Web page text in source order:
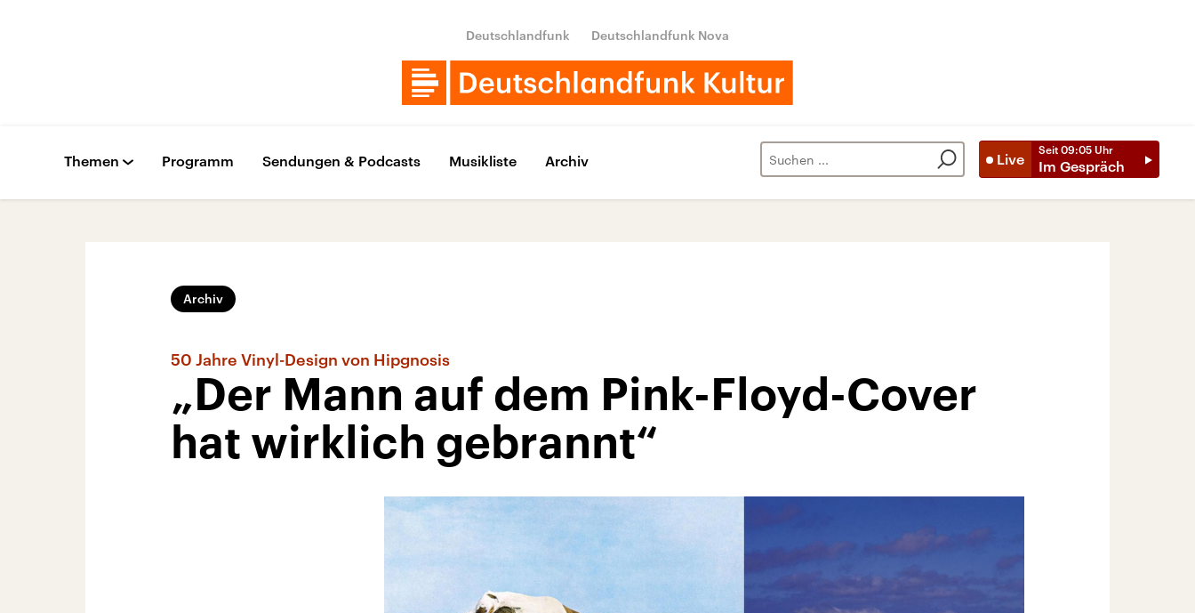
Deutschlandfunk Deutschlandfunk Nova
Live
Seit 09:05 Uhr
Im Gespräch
Themen Programm Sendungen & Podcasts Musikliste Archiv
Archiv
50 Jahre Vinyl-Design von Hipgnosis
„Der Mann auf dem Pink-Floyd-Cover
hat wirklich gebrannt“